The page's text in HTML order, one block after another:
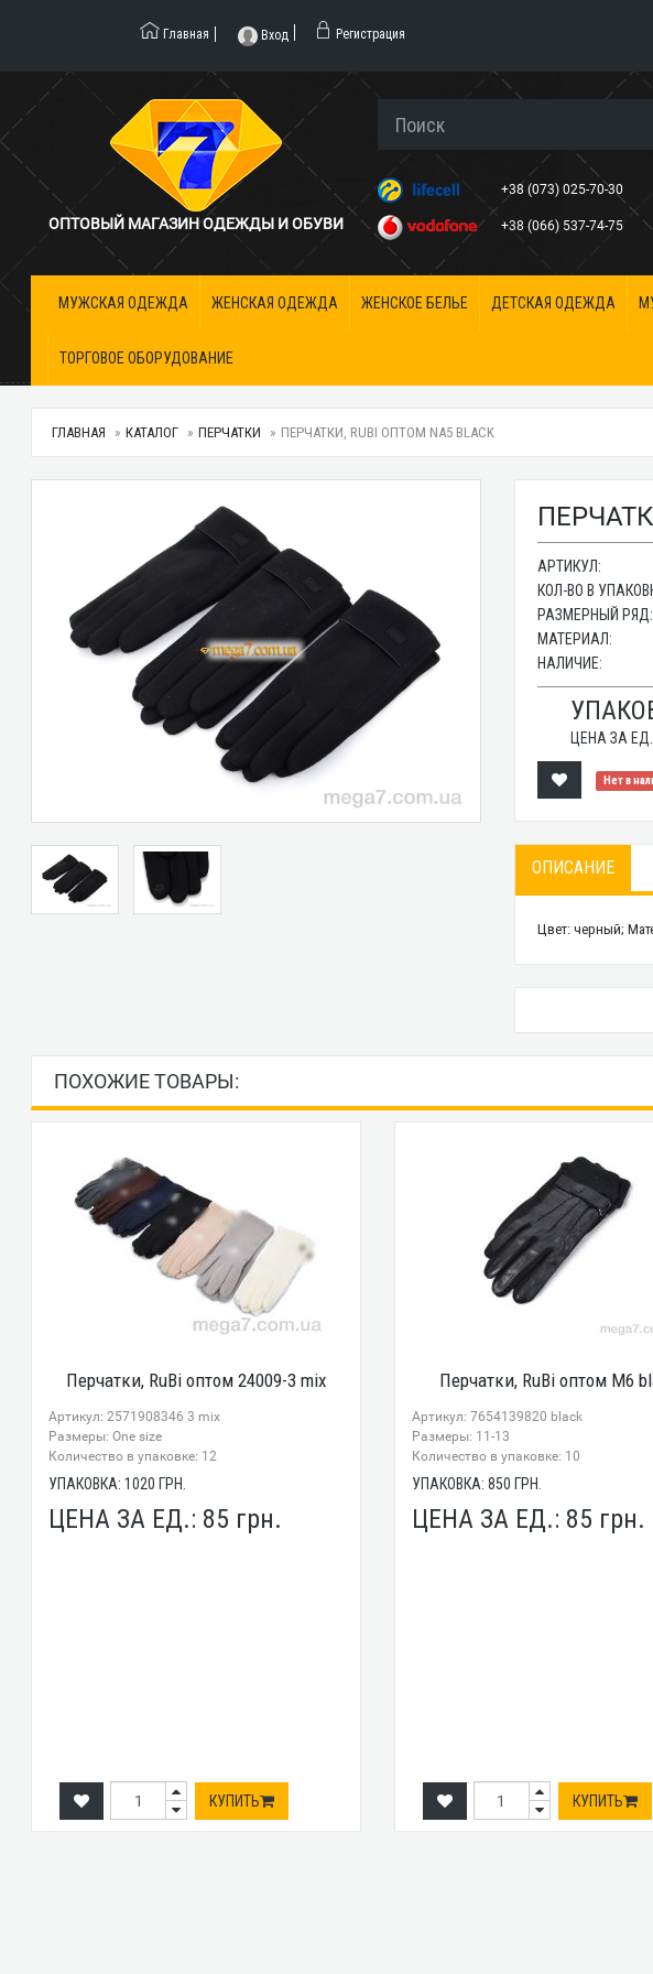
Главная Вход Регистрация
ОПТОВЫЙ МАГАЗИН ОДЕЖДЫ И ОБУВИ
+38 (073) 025-70-30
+38 (066) 537-74-75
МУЖСКАЯ ОДЕЖДА ЖЕНСКАЯ ОДЕЖДА ЖЕНСКОЕ БЕЛЬЕ ДЕТСКАЯ ОДЕЖДА
ТОРГОВОЕ ОБОРУДОВАНИЕ
ГЛАВНАЯ КАТАЛОГ ПЕРЧАТКИ ПЕРЧАТКИ, RUBI ОПТОМ NA5 BLACK
АРТИКУЛ:
КОЛ-ВО В
РАЗМЕРНЫЙ РЯД:
МАТЕРИАЛ:
НАЛИЧИЕ:
ЦЕНА ЗА
Нет в
ОПИСАНИЕ
Цвет: черный;
ПОХОЖИЕ ТОВАРЫ:
Перчатки, RuBi оптом 24009-3 mix
Артикул: 2571908346 3 mix
Размеры: One size
Количество в упаковке: 12
УПАКОВКА:1020 ГРН.
ЦЕНА ЗА ЕД.: 85 грн.
КУПИТЬ
Перчатки, RuBi оптом M6
Артикул: 7654139820 black
Размеры: 11-13
Количество в упаковке: 10
УПАКОВКА: 850 ГРН.
ЦЕНА ЗА ЕД.: 85 грн.
КУПИТЬ